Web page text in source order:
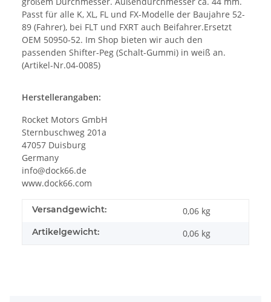
Passt für alle K, XL, FL und FX-Modelle der Baujahre 52-
89 (Fahrer), bei FLT und FXRT auch Beifahrer.Ersetzt
OEM 50950-52. Im Shop bieten wir auch den
passenden Shifter-Peg (Schalt-Gummi) in weiß an.
(Artikel-Nr.04-0085)
Herstellerangaben:
Rocket Motors GmbH
Sternbuschweg 201a
47057 Duisburg
Germany
info@dock66.de
www.dock66.com
Versandgewicht: 0,06 kg
Artikelgewicht: 0,06 kg